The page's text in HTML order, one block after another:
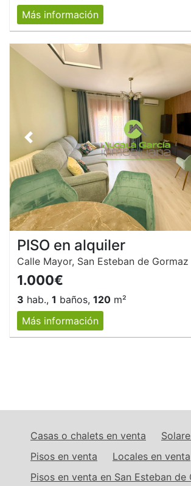
Más información
Anterior
PISO en alquiler
Calle Mayor, San Esteban de Gormaz
1.000€
3 hab., 1 baños, 120 m²
Más información
Casas o chalets en venta
Pisos en venta
Locales en venta
Pisos en venta en San Esteban de